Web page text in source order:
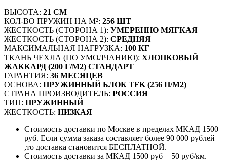
ВЫСОТА: 21 СМ
КОЛ-ВО ПРУЖИН НА М²: 256 ШТ
ЖЕСТКОСТЬ (СТОРОНА 1): УМЕРЕННО МЯГКАЯ
ЖЕСТКОСТЬ (СТОРОНА 2): СРЕДНЯЯ
МАКСИМАЛЬНАЯ НАГРУЗКА: 100 КГ
ТКАНЬ ЧЕХЛА (ПО УМОЛЧАНИЮ): ХЛОПКОВЫЙ
ЖАККАРД (200 Г/М2) СТАНДАРТ
ГАРАНТИЯ: 36 МЕСЯЦЕВ
ОСНОВА: ПРУЖИННЫЙ БЛОК TFK (256 П/М2)
СТРАНА ПРОИЗВОДИТЕЛЬ: РОССИЯ
ТИП: ПРУЖИННЫЙ
ЖЕСТКОСТЬ: НИЗКАЯ
Стоимость доставки по Москве в пределах МКАД 1500
руб. Если сумма заказа составляет более 90 000 рублей
,то доставка становится БЕСПЛАТНОЙ.
Стоимость доставки за МКАД 1500 руб + 50 руб/км.